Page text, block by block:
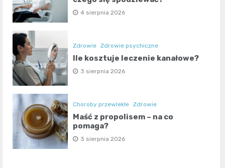
4 sierpnia 2026
Zdrowie Zdrowie psychiczne
Ile kosztuje leczenie kanałowe?
3 sierpnia 2026
Choroby przewlekłe Zdrowie
Maść z propolisem – na co
pomaga?
3 sierpnia 2026